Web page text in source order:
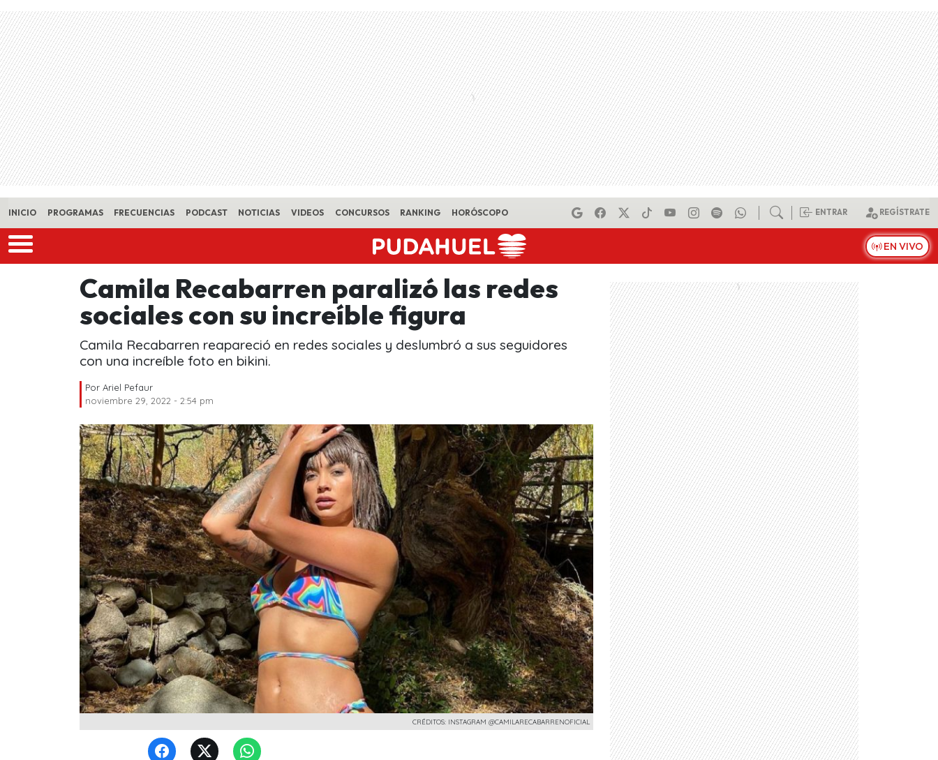
Skip to main content
INICIO PROGRAMAS FRECUENCIAS PODCAST NOTICIAS VIDEOS CONCURSOS RANKING HORÓSCOPO ENTRAR REGÍSTRATE
EN VIVO
Camila Recabarren paralizó las redes
sociales con su increíble figura
Camila Recabarren reapareció en redes sociales y deslumbró a sus seguidores
con una increíble foto en bikini.
Por Ariel Pefaur
noviembre 29, 2022 - 2:54 pm
CRÉDITOS: INSTAGRAM @CAMILARECABARRENOFICIAL